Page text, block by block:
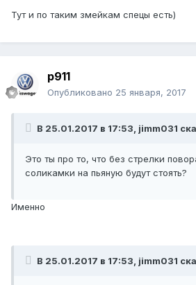
Тут и по таким змейкам спецы есть)
p911
Опубликовано 25 января, 2017
В 25.01.2017 в 17:53, jimm031
Это ты про то, что без стрелки
соликамки на пьяную будут стоять?
Именно
В 25.01.2017 в 17:53, jimm031